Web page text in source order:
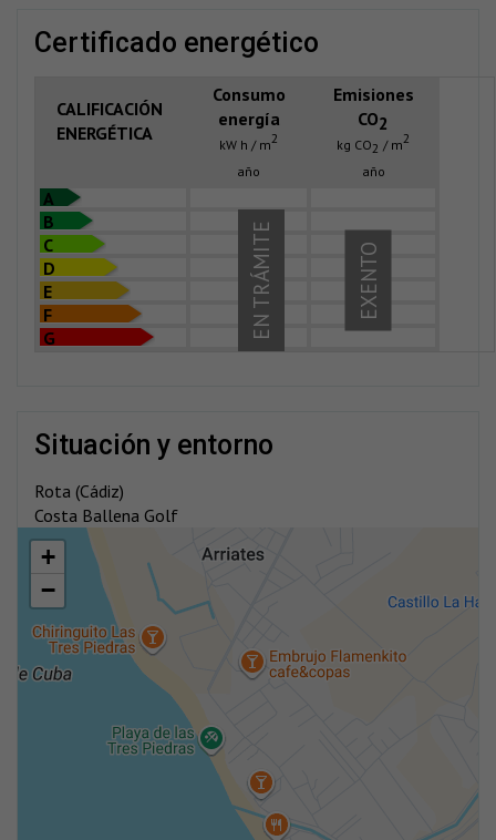
certificado energético
CALIFICACIÓN
ENERGÉTICA
Consumo
energía
kW h / m2
año
Emisiones
CO2
kg CO2 / m2
año
A
B
C
D
E
F
G
EXENTO
EN TRÁMITE
situación y entorno
Rota (Cádiz)
Costa Ballena Golf
+
−